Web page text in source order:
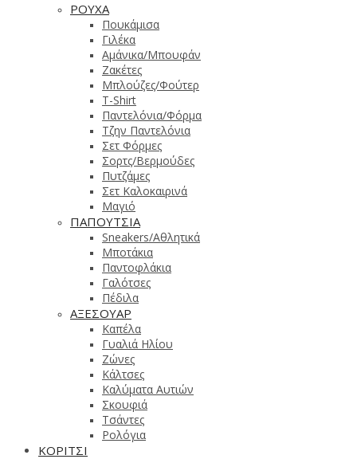
ΡΟΥΧΑ
Πουκάμισα
Γιλέκα
Αμάνικα/Μπουφάν
Ζακέτες
Μπλούζες/Φούτερ
T-Shirt
Παντελόνια/Φόρμα
Τζην Παντελόνια
Σετ Φόρμες
Σορτς/Βερμούδες
Πυτζάμες
Σετ Καλοκαιρινά
Μαγιό
ΠΑΠΟΥΤΣΙΑ
Sneakers/Aθλητικά
Μποτάκια
Παντοφλάκια
Γαλότσες
Πέδιλα
ΑΞΕΣΟΥΑΡ
Καπέλα
Γυαλιά Ηλίου
Ζώνες
Κάλτσες
Καλύματα Αυτιών
Σκουφιά
Τσάντες
Ρολόγια
ΚΟΡΙΤΣΙ